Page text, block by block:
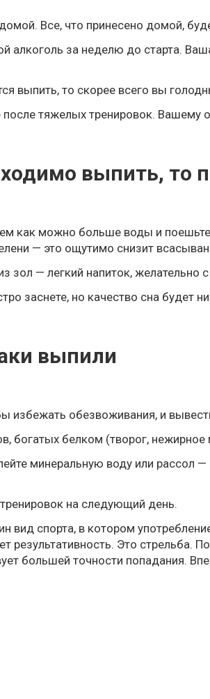
Все, что принесено домой,
алкоголь за неделю до старта.
выпить, то скорее всего вы
после тяжелых тренировок. Вашему
выпить, то
как можно больше воды и
— это ощутимо снизит
зол — легкий напиток, желательно
заснете, но качество сна будет
выпили
избежать обезвоживания, и
богатых белком (творог,
минеральную воду или рассол —
на следующий день.
вид спорта, в котором
результативность. Это стрельба.
большей точности попадания.